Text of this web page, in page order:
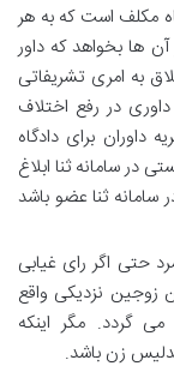
مکلف است که به هر
ها بخواهد که داور
به امری تشریفاتی
در رفع اختلاف
داوران برای دادگاه
در سامانه ثنا ابلاغ
سامانه ثنا عضو باشد
حتی اگر رای غیابی
زوجین نزدیکی واقع
گردد. مگر اینکه
زن باشد.